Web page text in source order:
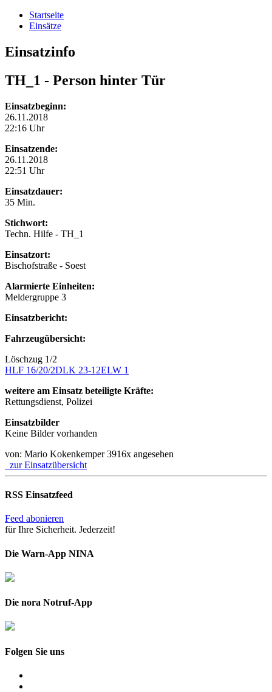
Startseite
Einsätze
Einsatzinfo
TH_1 - Person hinter Tür
Einsatzbeginn:
26.11.2018
22:16 Uhr
Einsatzende:
26.11.2018
22:51 Uhr
Einsatzdauer:
35 Min.
Stichwort:
Techn. Hilfe - TH_1
Einsatzort:
Bischofstraße - Soest
Alarmierte Einheiten:
Meldergruppe 3
Einsatzbericht:
Fahrzeugübersicht:
Löschzug 1/2
HLF 16/20/2DLK 23-12ELW 1
weitere am Einsatz beteiligte Kräfte:
Rettungsdienst, Polizei
Einsatzbilder
Keine Bilder vorhanden
von: Mario Kokenkemper3916x angesehen
zur Einsatzübersicht
RSS Einsatzfeed
Feed abonieren
für Ihre Sicherheit. Jederzeit!
Die Warn-App NINA
Die nora Notruf-App
Folgen Sie uns